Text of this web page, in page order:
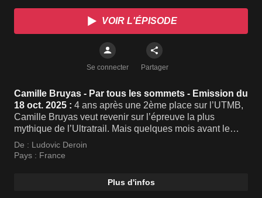
VOIR L'ÉPISODE
Se connecter Partager
Camille Bruyas - Par tous les sommets - Emission du
18 oct. 2025 : 4 ans après une 2ème place sur l’UTMB,
Camille Bruyas veut revenir sur l’épreuve la plus
mythique de l’Ultratrail. Mais quelques mois avant le
départ, des douleurs extrêmes à la jambe menacent ses
performances et lui font perdre l'envie de courir.
De : Ludovic Deroin
Pays : France
Plus d'infos